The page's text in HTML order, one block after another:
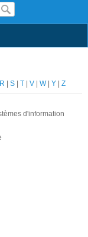
R | S | T | V | W | Y | Z
d'information